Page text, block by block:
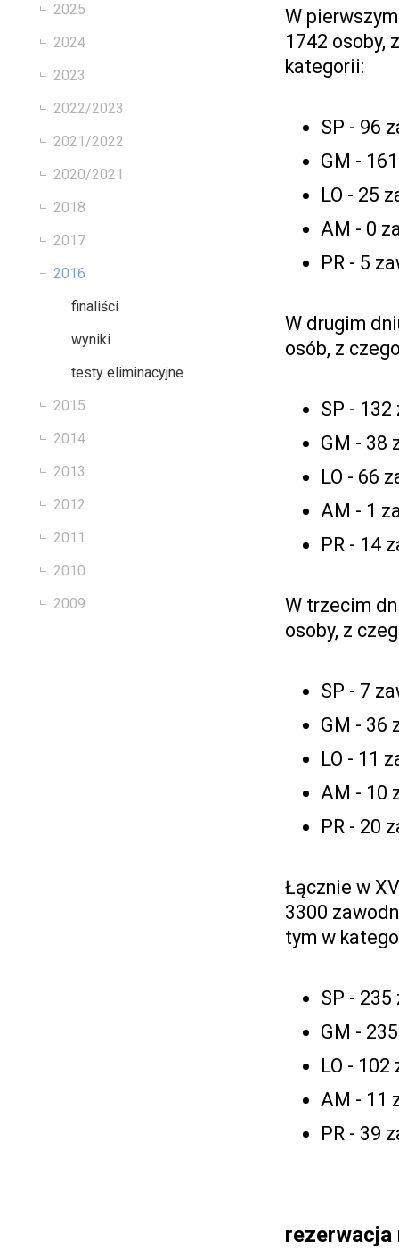
2025
2024
2023
2022/2023
2021/2022
2020/2021
2018
2017
2016
finaliści
wyniki
testy eliminacyjne
2015
2014
2013
2012
2011
2010
2009
W
1742 osoby,
kategorii:
SP - 96
GM -
LO - 25
AM - 0
PR - 5
W drugim
osób, z
SP -
GM - 38
LO - 66
AM - 1
PR - 14
W trzecim
osoby, z
SP - 7
GM - 36
LO - 11
AM - 10
PR - 20
Łącznie w
3300
tym w
SP -
GM -
LO -
AM - 11
PR - 39